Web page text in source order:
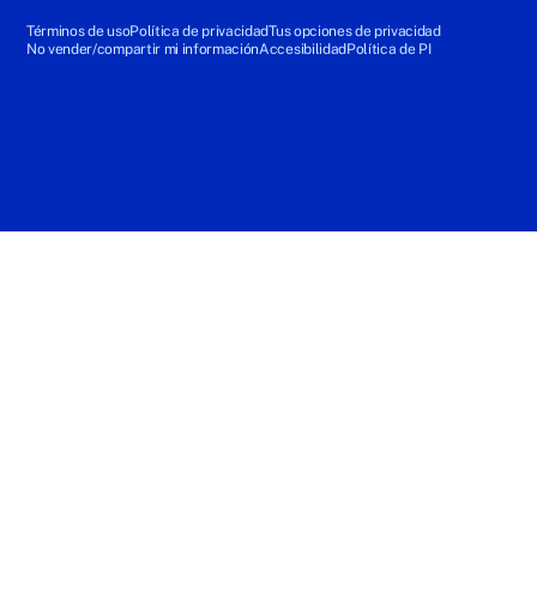
Términos de usoPolítica de privacidadTus opciones de privacidad
No vender/compartir mi informaciónAccesibilidadPolítica de PI